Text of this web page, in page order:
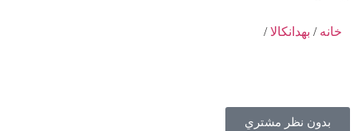
خانه / بهدانکالا/
بدون نظر مشتري